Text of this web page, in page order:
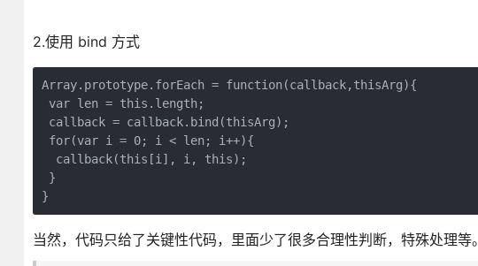
2.使用 bind 方式
Array.prototype.forEach = function(callback,thisArg){
var len = this.length;
callback = callback.bind(thisArg);
for(var i = 0; i < len; i++){
  callback(this[i], i, this);
}
当然，代码只给了关键性代码，里面少了很多合理性判断，特殊处理等。